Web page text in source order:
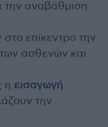
την αναβάθμιση
επίκεντρο την
ασθενών και
η εισαγωγή
την